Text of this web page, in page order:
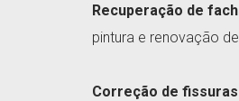
Recuperação de
pintura e renovação
Correção de